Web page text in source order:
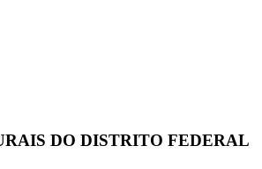
DO DISTRITO FEDERAL